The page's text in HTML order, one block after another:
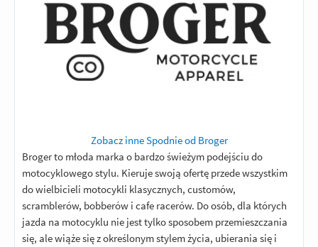
Zobacz inne Spodnie od Broger
Broger to młoda marka o bardzo świeżym podejściu do
motocyklowego stylu. Kieruje swoją ofertę przede wszystkim
do wielbicieli motocykli klasycznych, customów,
scramblerów, bobberów i cafe racerów. Do osób, dla których
jazda na motocyklu nie jest tylko sposobem przemieszczania
się, ale wiąże się z określonym stylem życia, ubierania się i